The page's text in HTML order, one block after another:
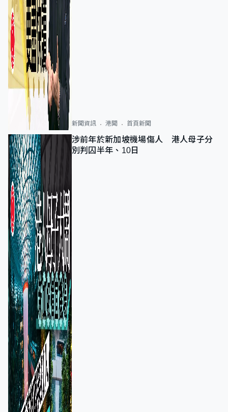
新聞資訊 港聞 首頁新聞
涉前年於新加坡機場傷人 港人母子分
別判囚半年、10日